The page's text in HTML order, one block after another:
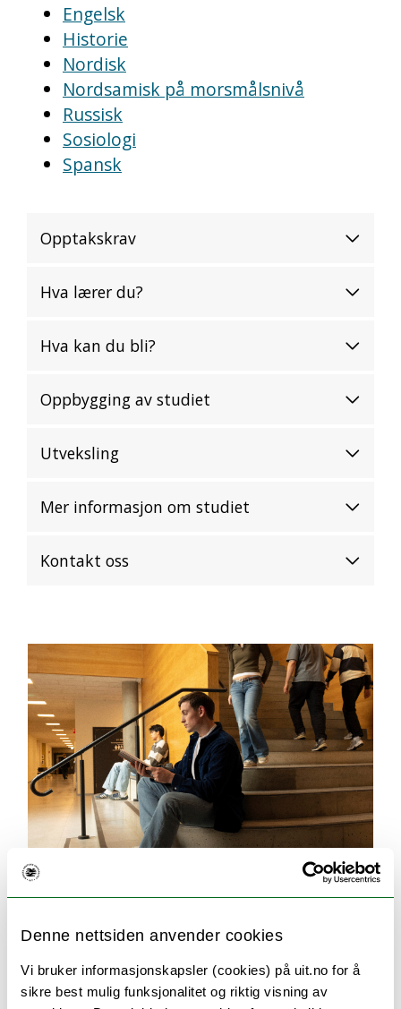
Denne nettsiden anvender cookies
Vi bruker informasjonskapsler (cookies) på uit.no for å
sikre best mulig funksjonalitet og riktig visning av
Engelsk
Historie
Nordisk
Nordsamisk på morsmålsnivå
Russisk
Sosiologi
Spansk
Opptakskrav
Hva lærer du?
Hva kan du bli?
Oppbygging av studiet
Utveksling
Mer informasjon om studiet
Kontakt oss
søknadsprosessen. For eksempel hvilken
dokumentasjon du må sende inn, når du får svar